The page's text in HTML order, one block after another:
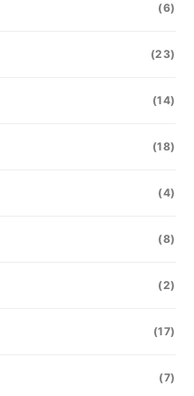
(6)
(23)
(14)
(18)
(4)
(8)
(2)
(17)
(7)